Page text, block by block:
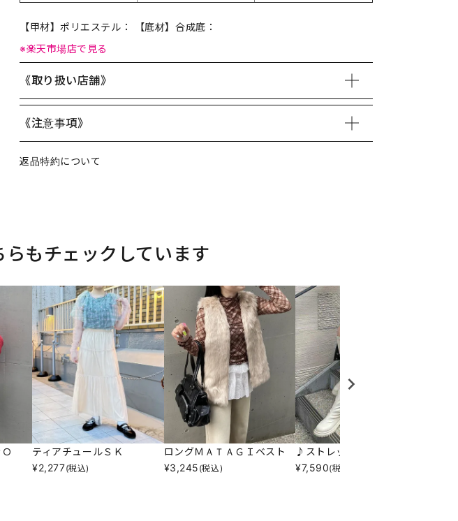
【甲材】ポリエステル： 【底材】合成底：
※楽天市場店で見る
《取り扱い店舗》
《注意事項》
返品特約について
もチェックしています
ティアチュールＳＫ
¥2,277(税込)
ロングＭＡＴＡＧＩベスト
¥3,245 (税込)
♪ストレッチロングブーツ
¥7,590(税込)